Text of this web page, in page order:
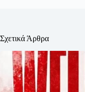
Σχετικά Άρθρα